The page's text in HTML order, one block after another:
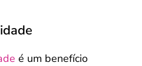
é um benefício